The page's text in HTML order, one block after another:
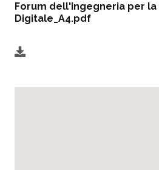
Forum dell'Ingegneria per la
Digitale_A4.pdf